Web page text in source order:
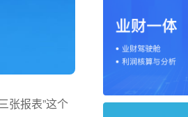
张报表”这个